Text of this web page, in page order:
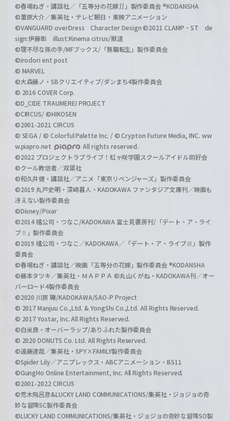
©春場ねぎ・講談社／「五等分の花嫁∬」製作委員会 ®KODANSHA
©葦原大介／集英社・テレビ朝日・東映アニメーション
©VANGUARD overDress Character Design ©2021 CLAMP・ST de
sign:伊藤彰 illust:Kinema citrus/獣道
©理不尽な孫の手/MFブックス/「無職転生」製作委員会
©irodori ent post
© MARVEL
©大森藤ノ・SBクリエイティブ/ダンまち4製作委員会
© 2016 COVER Corp.
©D_CIDE TRAUMEREI PROJECT
©CIRCUS/ ©HIKOSEN
©2001-2021 CIRCUS
© SEGA / © Colorful Palette Inc. / © Crypton Future Media, INC. ww
w.piapro.net
All rights reserved.
©2022 プロジェクトラブライブ！虹ヶ咲学園スクールアイドル同好会
©クール教信者／双葉社
©和久井健・講談社／アニメ「東京リベンジャーズ」製作委員会
©2019 丸戸史明・深崎暮人・KADOKAWA ファンタジア文庫刊／映画も
冴えない製作委員会
©Disney/Pixar
©2014 橘公司・つなこ/KADOKAWA 富士見書房刊/「デート・ア・ライ
ブⅡ」製作委員会
©2019 橘公司・つなこ／KADOKAWA／「デート・ア・ライブⅢ」製作
委員会
©春場ねぎ・講談社／映画「五等分の花嫁」製作委員会 ®KODANSHA
©藤本タツキ／集英社・ＭＡＰＰＡ ©丸山くがね・KADOKAWA刊／オー
バーロード4製作委員会
©2020 川原 礫/KADOKAWA/SAO-P Project
© 2017 Manjuu Co.,Ltd. & YongShi Co.,Ltd. All Rights Reserved.
© 2017 Yostar, Inc. All Rights Reserved.
©白米良・オーバーラップ/ありふれた製作委員会
© 2020 DONUTS Co. Ltd. All Rights Reserved.
©遠藤達哉／集英社・SPY×FAMILY製作委員会
©Spider Lily／アニプレックス・ABCアニメーション・BS11
©GungHo Online Entertainment, Inc. All Rights Reserved.
©2001-2022 CIRCUS
©荒木飛呂彦&LUCKY LAND COMMUNICATIONS/集英社・ジョジョの奇
妙な冒険SC製作委員会
©LUCKY LAND COMMUNICATIONS/集英社・ジョジョの奇妙な冒険SO製